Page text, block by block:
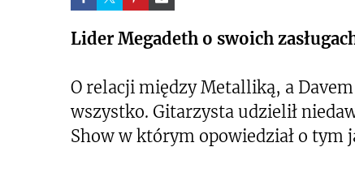
Lider Megadeth o swoich
O relacji między Metalliką, a
wszystko. Gitarzysta udzielił
Show w którym opowiedział o tym